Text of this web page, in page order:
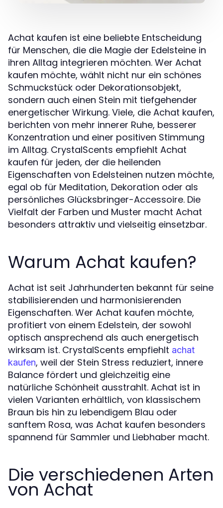
Achat kaufen ist eine beliebte Entscheidung
für Menschen, die die Magie der Edelsteine in
ihren Alltag integrieren möchten. Wer Achat
kaufen möchte, wählt nicht nur ein schönes
Schmuckstück oder Dekorationsobjekt,
sondern auch einen Stein mit tiefgehender
energetischer Wirkung. Viele, die Achat kaufen,
berichten von mehr innerer Ruhe, besserer
Konzentration und einer positiven Stimmung
im Alltag. CrystalScents empfiehlt Achat
kaufen für jeden, der die heilenden
Eigenschaften von Edelsteinen nutzen möchte,
egal ob für Meditation, Dekoration oder als
persönliches Glücksbringer-Accessoire. Die
Vielfalt der Farben und Muster macht Achat
besonders attraktiv und vielseitig einsetzbar.
Warum Achat kaufen?
Achat ist seit Jahrhunderten bekannt für seine
stabilisierenden und harmonisierenden
Eigenschaften. Wer Achat kaufen möchte,
profitiert von einem Edelstein, der sowohl
optisch ansprechend als auch energetisch
wirksam ist. CrystalScents empfiehlt achat
kaufen, weil der Stein Stress reduziert, innere
Balance fördert und gleichzeitig eine
natürliche Schönheit ausstrahlt. Achat ist in
vielen Varianten erhältlich, von klassischem
Braun bis hin zu lebendigem Blau oder
sanftem Rosa, was Achat kaufen besonders
spannend für Sammler und Liebhaber macht.
Die verschiedenen Arten
von Achat